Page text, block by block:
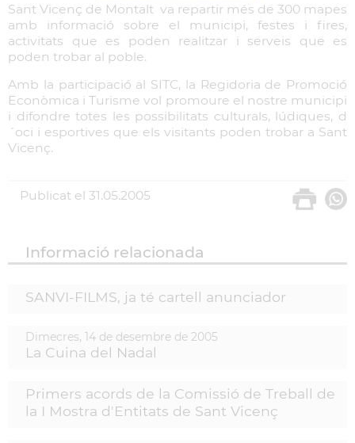
Sant Vicenç de Montalt va repartir més de 300 mapes
amb informació sobre el municipi, festes i fires,
activitats que es poden realitzar i serveis que es
poden trobar al poble.
Amb la participació al SITC, la Regidoria de Promoció
Econòmica i Turisme vol promoure el nostre municipi
i difondre totes les possibilitats culturals, lúdiques, d
´oci i esportives que els visitants poden trobar a Sant
Vicenç.
Publicat el 31.05.2005
Informació relacionada
SANVI-FILMS, ja té cartell anunciador
Dimecres, 14 de desembre de 2005
La Cuina del Nadal
Primers acords de la Comissió de Treball de
la I Mostra d'Entitats de Sant Vicenç